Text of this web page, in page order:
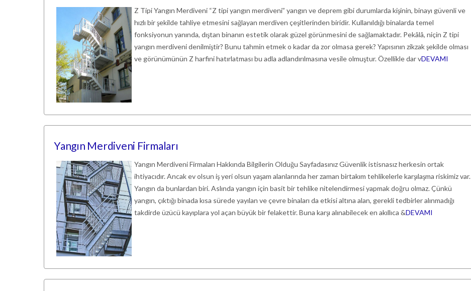
Z Tipi Yangın Merdiveni “Z tipi yangın merdiveni” yangın ve deprem gibi durumlarda kişinin, binayı güvenli ve
hızlı bir şekilde tahliye etmesini sağlayan merdiven çeşitlerinden biridir. Kullanıldığı binalarda temel
fonksiyonun yanında, dıştan binanın estetik olarak güzel görünmesini de sağlamaktadır. Pekâlâ, niçin Z tipi
yangın merdiveni denilmiştir? Bunu tahmin etmek o kadar da zor olmasa gerek? Yapısının zikzak şekilde olması
ve görünümünün Z harfini hatırlatması bu adla adlandırılmasına vesile olmuştur. Özellikle dar vDEVAMI
Yangın Merdiveni Firmaları
Yangın Merdiveni Firmaları Hakkında Bilgilerin Olduğu Sayfadasınız Güvenlik istisnasız herkesin ortak
ihtiyacıdır. Ancak ev olsun iş yeri olsun yaşam alanlarında her zaman birtakım tehlikelerle karşılaşma riskimiz var.
Yangın da bunlardan biri. Aslında yangın için basit bir tehlike nitelendirmesi yapmak doğru olmaz. Çünkü
yangın, çıktığı binada kısa sürede yayılan ve çevre binaları da etkisi altına alan, gerekli tedbirler alınmadığı
takdirde üzücü kayıplara yol açan büyük bir felakettir. Buna karşı alınabilecek en akıllıca &DEVAMI